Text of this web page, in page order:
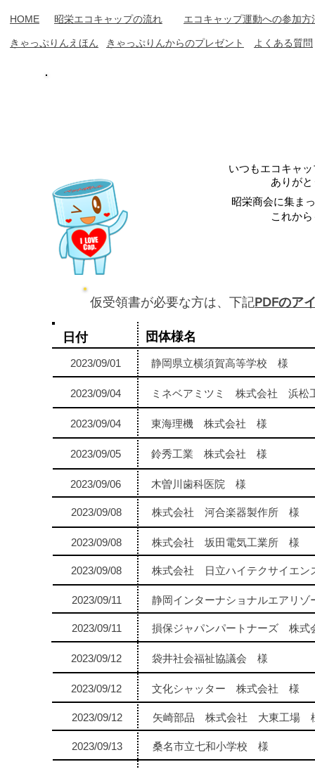
​HOME ​昭栄エコキャップの流れ エコキャップ運動への参加方
​きゃっぷりん​えほん ​きゃっぷりんからのプレゼント ​よくある質問
いつもエコキャ
ありが
昭栄商会に集ま
これか
​仮受領書が必要な方は、下記PDFのア
日付 団体様名
2023/09/01 静岡県立横須賀高等学校 様
2023/09/04 ミネベアミツミ 株式会社 浜
2023/09/04 東海理機 株式会社 様
2023/09/05 鈴秀工業 株式会社 様
2023/09/06 木曽川歯科医院 様
2023/09/08 株式会社 河合楽器製作所 様
2023/09/08 株式会社 坂田電気工業所 様
2023/09/08 株式会社 日立ハイテクサイエ
2023/09/11 静岡インターナショナルエアリ
2023/09/11 損保ジャパンパートナーズ 株
2023/09/12 袋井社会福祉協議会 様
2023/09/12 文化シャッター 株式会社 様
2023/09/12 矢崎部品 株式会社 大東工場
2023/09/13 桑名市立七和小学校 様